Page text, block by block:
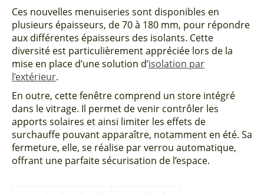
Ces nouvelles menuiseries sont disponibles en
plusieurs épaisseurs, de 70 à 180 mm, pour répondre
aux différentes épaisseurs des isolants. Cette
diversité est particulièrement appréciée lors de la
mise en place d’une solution d’isolation par
l’extérieur.
En outre, cette fenêtre comprend un store intégré
dans le vitrage. Il permet de venir contrôler les
apports solaires et ainsi limiter les effets de
surchauffe pouvant apparaître, notamment en été. Sa
fermeture, elle, se réalise par verrou automatique,
offrant une parfaite sécurisation de l’espace.